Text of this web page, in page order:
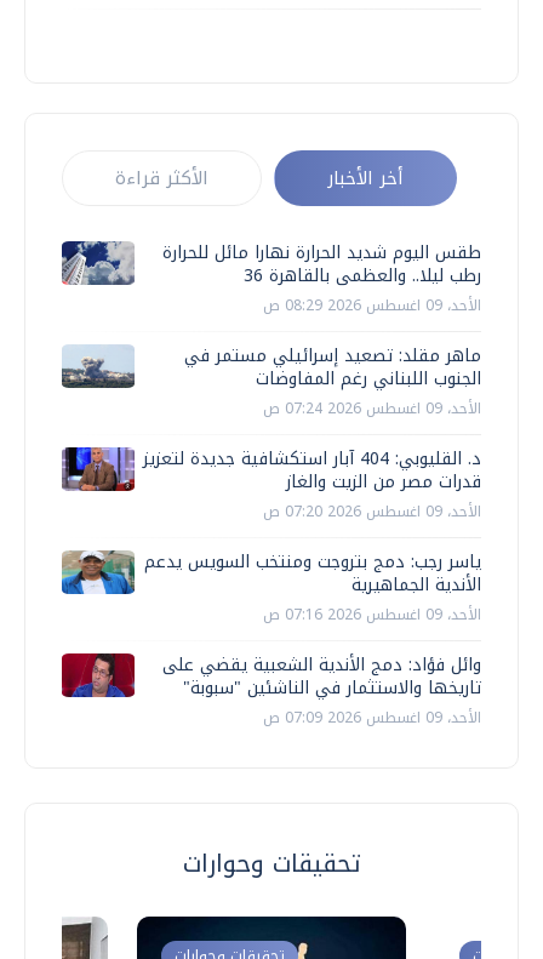
أخر الأخبار الأكثر قراءة
طقس اليوم شديد الحرارة نهارا مائل للحرارة
رطب ليلا.. والعظمى بالقاهرة 36
الأحد، 09 اغسطس 2026 08:29 ص
ماهر مقلد: تصعيد إسرائيلي مستمر في
الجنوب اللبناني رغم المفاوضات
الأحد، 09 اغسطس 2026 07:24 ص
د. القليوبي: 404 آبار استكشافية جديدة لتعزيز
قدرات مصر من الزيت والغاز
الأحد، 09 اغسطس 2026 07:20 ص
ياسر رجب: دمج بتروجت ومنتخب السويس يدعم
الأندية الجماهيرية
الأحد، 09 اغسطس 2026 07:16 ص
وائل فؤاد: دمج الأندية الشعبية يقضي على
تاريخها والاستثمار في الناشئين "سبوبة"
الأحد، 09 اغسطس 2026 07:09 ص
تحقيقات وحوارات